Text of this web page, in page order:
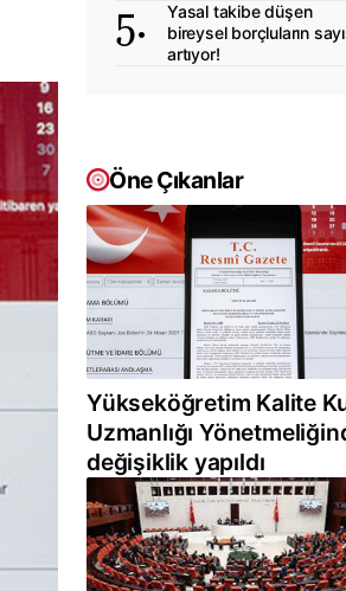
Yasal takibe düşen
bireysel borçluların
artıyor!
Öne Çıkanlar
Yükseköğretim Kalite
Uzmanlığı
değişiklik yapıldı